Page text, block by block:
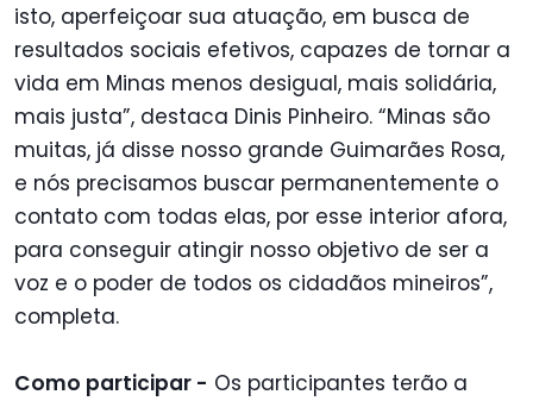
isto, aperfeiçoar sua atuação, em busca de
resultados sociais efetivos, capazes de tornar a
vida em Minas menos desigual, mais solidária,
mais justa”, destaca Dinis Pinheiro. “Minas são
muitas, já disse nosso grande Guimarães Rosa,
e nós precisamos buscar permanentemente o
contato com todas elas, por esse interior afora,
para conseguir atingir nosso objetivo de ser a
voz e o poder de todos os cidadãos mineiros”,
completa.
Como participar - Os participantes terão a